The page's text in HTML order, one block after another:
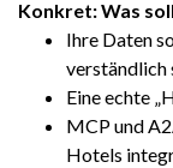
Konkret: Was
Ihre Daten
verständlich
Eine echte
MCP und
Hotels